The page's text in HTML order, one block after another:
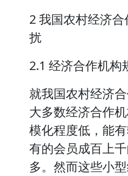
2 我国农村经济
扰
2.1 经济合作机构
就我国农村经济
大多数经济合作
模化程度低，能
有的会员成百上
多。然而这些小